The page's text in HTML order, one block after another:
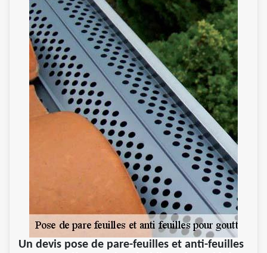
Un devis pose de pare-feuilles et anti-feuilles